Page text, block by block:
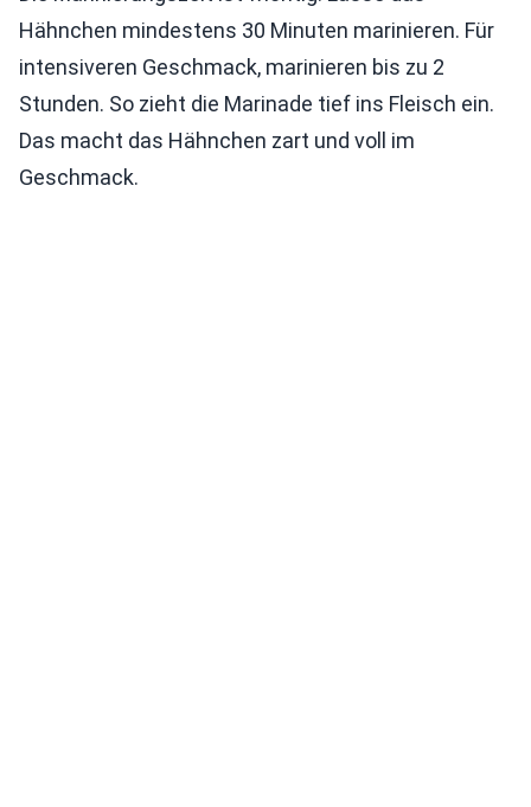
Hähnchen mindestens 30 Minuten marinieren. Für
intensiveren Geschmack, marinieren bis zu 2
Stunden. So zieht die Marinade tief ins Fleisch ein.
Das macht das Hähnchen zart und voll im
Geschmack.